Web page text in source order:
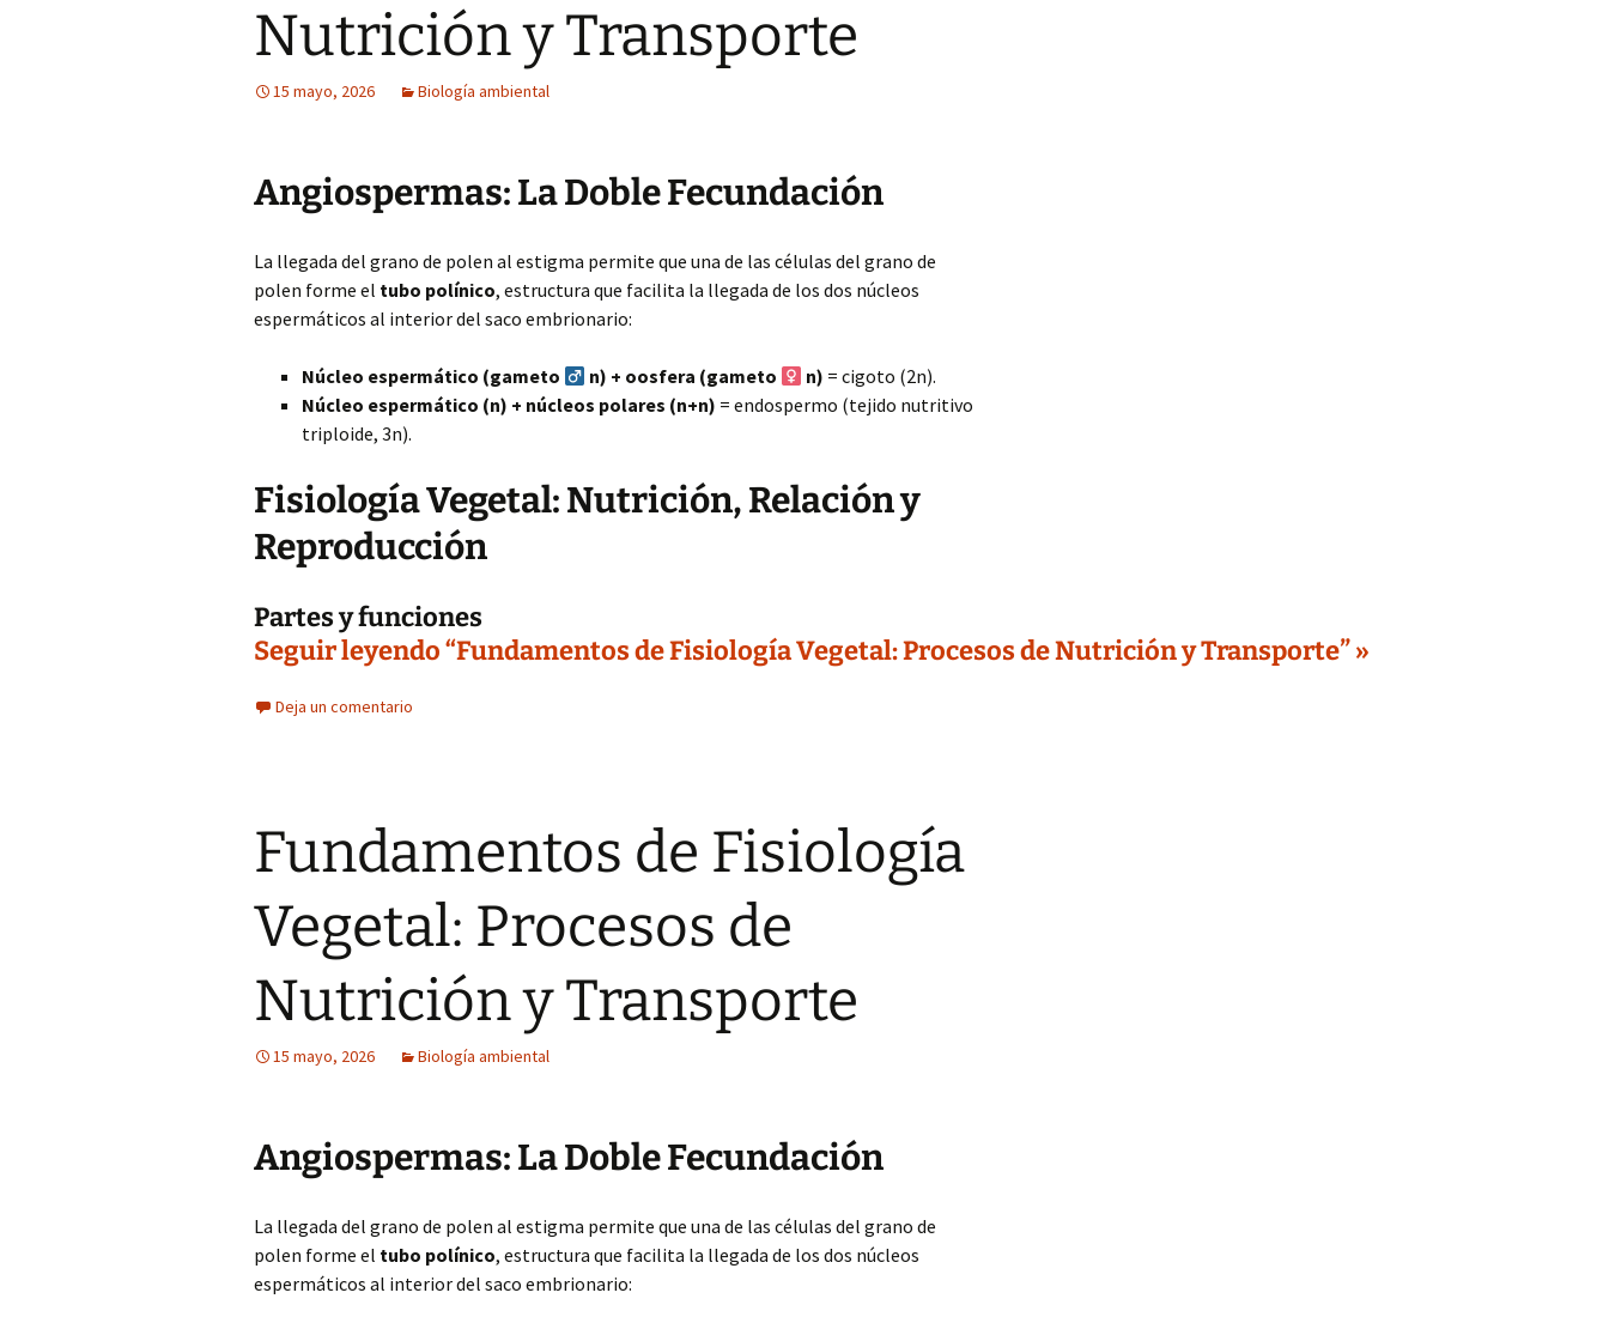
Nutrición y Transporte
15 mayo, 2026 Biología ambiental
Angiospermas: La Doble Fecundación
La llegada del grano de polen al estigma permite que una de las células del grano de
polen forme el tubo polínico, estructura que facilita la llegada de los dos núcleos
espermáticos al interior del saco embrionario:
Núcleo espermático (gameto n) + oosfera (gameto n) = cigoto (2n).
Núcleo espermático (n) + núcleos polares (n+n) = endospermo (tejido nutritivo
triploide, 3n).
Fisiología Vegetal: Nutrición, Relación y
Reproducción
Partes y funciones
Seguir leyendo “Fundamentos de Fisiología Vegetal: Procesos de Nutrición y Transporte” »
Deja un comentario
Fundamentos de Fisiología
Vegetal: Procesos de
Nutrición y Transporte
15 mayo, 2026 Biología ambiental
Angiospermas: La Doble Fecundación
La llegada del grano de polen al estigma permite que una de las células del grano de
polen forme el tubo polínico, estructura que facilita la llegada de los dos núcleos
espermáticos al interior del saco embrionario: